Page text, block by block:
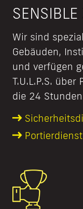
SENSIBLE
Wir sind
Gebäuden,
und verfügen
T.U.L.P.S.
die 24